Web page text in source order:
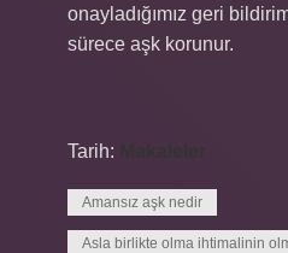
onayladığımız geri
sürece aşk korunur.
Tarih:
Amansız aşk nedir
Asla birlikte olma ihtimalinin